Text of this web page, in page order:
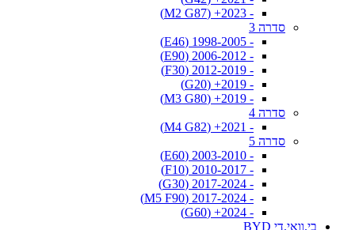
- 2023+ (M2 G87)
סדרה 3
- 1998-2005 (E46)
- 2006-2012 (E90)
- 2012-2019 (F30)
- 2019+ (G20)
- 2019+ (M3 G80)
סדרה 4
- 2021+ (M4 G82)
סדרה 5
- 2003-2010 (E60)
- 2010-2017 (F10)
- 2017-2024 (G30)
- 2017-2024 (M5 F90)
- 2024+ (G60)
בי.וואי.די BYD